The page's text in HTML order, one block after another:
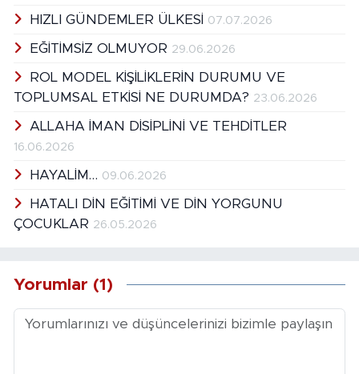
HIZLI GÜNDEMLER ÜLKESİ 07.07.2026
EĞİTİMSİZ OLMUYOR 29.06.2026
ROL MODEL KİŞİLİKLERİN DURUMU VE
TOPLUMSAL ETKİSİ NE DURUMDA? 23.06.2026
ALLAHA İMAN DİSİPLİNİ VE TEHDİTLER
16.06.2026
HAYALİM… 09.06.2026
HATALI DİN EĞİTİMİ VE DİN YORGUNU
ÇOCUKLAR 26.05.2026
Yorumlar (1)